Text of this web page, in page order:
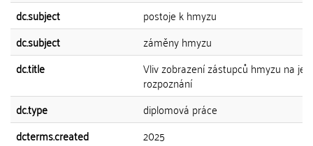
dc.subject
postoje k hmyzu
dc.subject
záměny hmyzu
dc.title
Vliv zobrazení zástupců hmyzu na
rozpoznání
dc.type
diplomová práce
dcterms.created
2025